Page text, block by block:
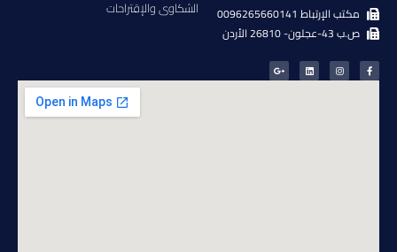
مكتب الإرتباط 0096265660141
ص.ب 43-عجلون- 26810 الأردن
الشكاوى والإقتراحات